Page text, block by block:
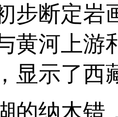
步断定岩
黄河上游
显示了西
的纳木错